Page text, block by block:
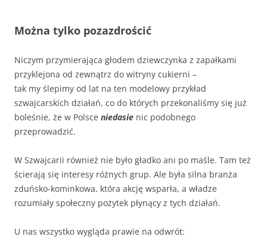
Można tylko pozazdrościć
Niczym przymierająca głodem dziewczynka z zapałkami
przyklejona od zewnątrz do witryny cukierni –
tak my ślepimy od lat na ten modelowy przykład
szwajcarskich działań, co do których przekonaliśmy się już
boleśnie, że w Polsce niedasie nic podobnego
przeprowadzić.
W Szwajcarii również nie było gładko ani po maśle. Tam też
ścierają się interesy różnych grup. Ale była silna branża
zduńsko-kominkowa, która akcję wsparła, a władze
rozumiały społeczny pożytek płynący z tych działań.
U nas wszystko wygląda prawie na odwrót: